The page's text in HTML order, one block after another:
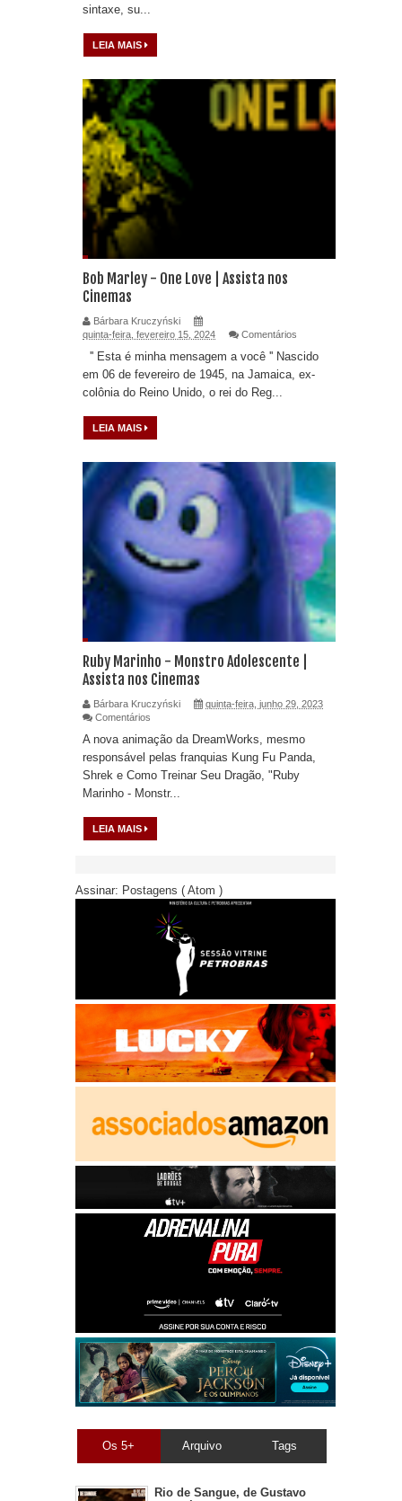
sintaxe, su...
LEIA MAIS
Bob Marley - One Love | Assista nos
Cinemas
Bárbara Kruczyński
quinta-feira, fevereiro 15, 2024
Comentários
'' Esta é minha mensagem a você '' Nascido
em 06 de fevereiro de 1945, na Jamaica, ex-
colônia do Reino Unido, o rei do Reg...
LEIA MAIS
Ruby Marinho - Monstro Adolescente |
Assista nos Cinemas
Bárbara Kruczyński
quinta-feira, junho 29, 2023
Comentários
A nova animação da DreamWorks, mesmo
responsável pelas franquias Kung Fu Panda,
Shrek e Como Treinar Seu Dragão, "Ruby
Marinho - Monstr...
LEIA MAIS
Assinar: Postagens ( Atom )
Os 5+ Arquivo Tags
Rio de Sangue, de Gustavo